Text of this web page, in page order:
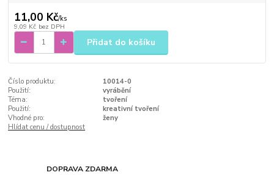
11,00 Kč/ks
9,09 Kč bez DPH
Přidat do košíku
Číslo produktu:
10014-0
Použití:
vyrábění
Téma:
tvoření
Použití:
kreativní tvoření
Vhodné pro:
ženy
Hlídat cenu / dostupnost
DOPRAVA ZDARMA